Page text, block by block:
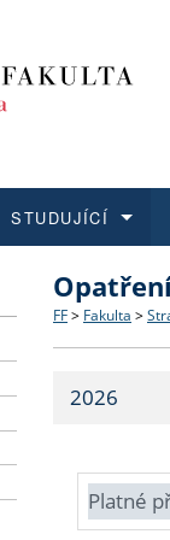
Struktura
Strategie
Fakultní
Co
Učitelské
STUDUJÍCÍ
O vědě a
Aktuální
FF > Fakulta >
2026
Platné